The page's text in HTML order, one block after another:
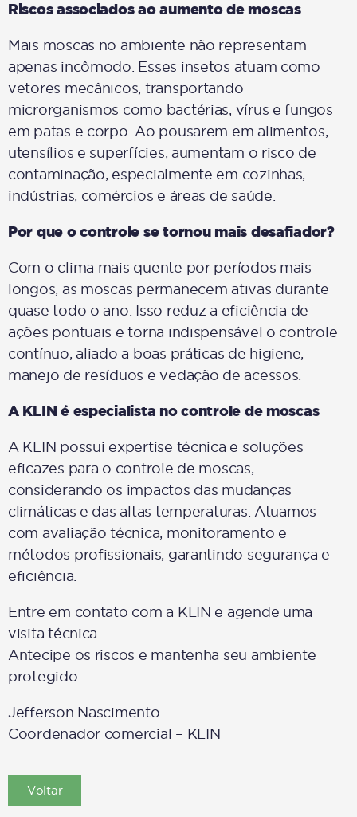
Riscos associados ao aumento de moscas
Mais moscas no ambiente não representam
apenas incômodo. Esses insetos atuam como
vetores mecânicos, transportando
microrganismos como bactérias, vírus e fungos
em patas e corpo. Ao pousarem em alimentos,
utensílios e superfícies, aumentam o risco de
contaminação, especialmente em cozinhas,
indústrias, comércios e áreas de saúde.
Por que o controle se tornou mais desafiador?
Com o clima mais quente por períodos mais
longos, as moscas permanecem ativas durante
quase todo o ano. Isso reduz a eficiência de
ações pontuais e torna indispensável o controle
contínuo, aliado a boas práticas de higiene,
manejo de resíduos e vedação de acessos.
A KLIN é especialista no controle de moscas
A KLIN possui expertise técnica e soluções
eficazes para o controle de moscas,
considerando os impactos das mudanças
climáticas e das altas temperaturas. Atuamos
com avaliação técnica, monitoramento e
métodos profissionais, garantindo segurança e
eficiência.
Entre em contato com a KLIN e agende uma
visita técnica
Antecipe os riscos e mantenha seu ambiente
protegido.
Jefferson Nascimento
Coordenador comercial – KLIN
Voltar